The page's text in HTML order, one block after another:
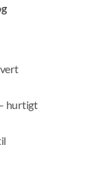
agtig.
med de to
sort of just
Synge Om
hurtigt